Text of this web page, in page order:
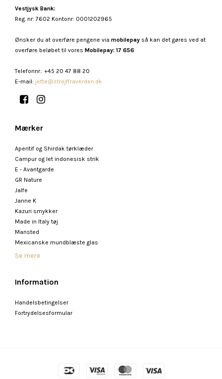
Vestjysk Bank:
Reg. nr: 7602 Kontonr: 0001202965
Ønsker du at overføre pengene via mobilepay så kan det gøres ved at
overføre beløbet til vores Mobilepay: 17 656
Telefonnr.: +45 20 47 88 20
E-mail: jette@strejffraverden.dk
Mærker
Aperitif og Shirdak tørklæder
Campur og let indonesisk strik
E - Avantgarde
GR Nature
Jalfe
Janne K
Kazuri smykker
Made in Italy tøj
Mansted
Mexicanske mundblæste glas
Se mere
Information
Handelsbetingelser
Fortrydelsesformular